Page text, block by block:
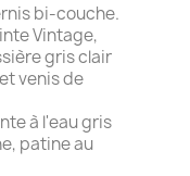
bi-couche.
Vintage,
gris clair
venis de
à l'eau gris
patine au